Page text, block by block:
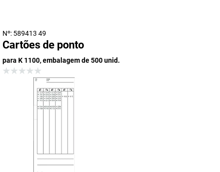
Nº: 589413 49
Cartões de ponto
para K 1100, embalagem de 500 unid.